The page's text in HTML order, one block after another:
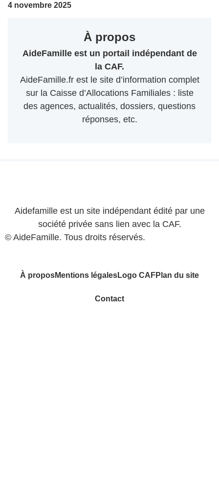
4 novembre 2025
À propos
AideFamille est un portail indépendant de
la CAF.
AideFamille.fr est le site d’information complet
sur la Caisse d’Allocations Familiales : liste
des agences, actualités, dossiers, questions
réponses, etc.
Aidefamille est un site indépendant édité par une
société privée sans lien avec la CAF.
© AideFamille. Tous droits réservés.
À proposMentions légalesLogo CAFPlan du site
Contact